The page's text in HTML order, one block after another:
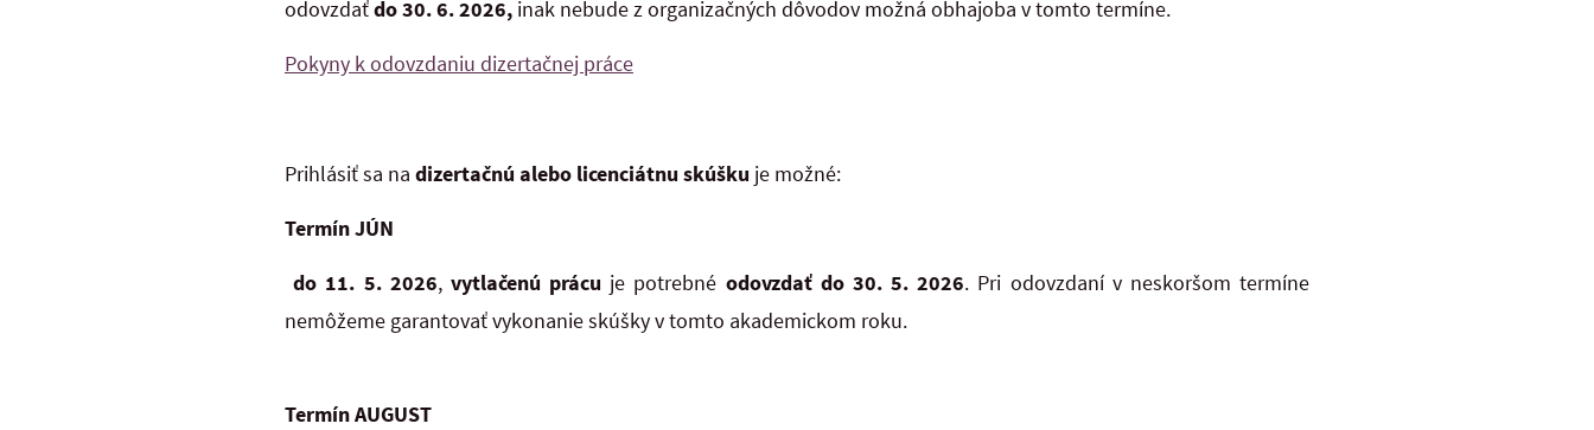
odovzdaťdo 30. 6. 2026, inak nebude z organizačných dôvodov možná obhajoba v tomto termíne.
Pokyny k odovzdaniu dizertačnej práce
Prihlásiť sa na dizertačnú alebo licenciátnu skúšku je možné:
Termín JÚN
do 11. 5. 2026, vytlačenú prácu je potrebné odovzdať do 30. 5. 2026. Pri odovzdaní v neskoršom termíne
nemôžeme garantovať vykonanie skúšky v tomto akademickom roku.
Termín AUGUST